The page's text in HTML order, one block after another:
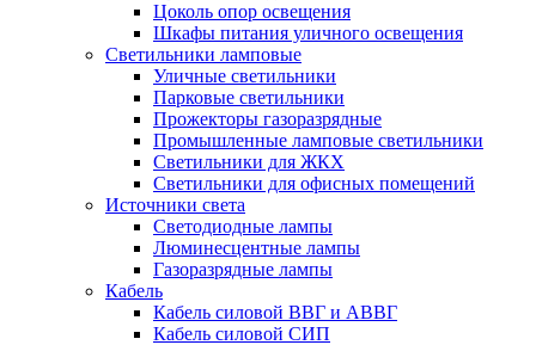
Цоколь опор освещения
Шкафы питания уличного освещения
Светильники ламповые
Уличные светильники
Парковые светильники
Прожекторы газоразрядные
Промышленные ламповые светильники
Светильники для ЖКХ
Светильники для офисных помещений
Источники света
Светодиодные лампы
Люминесцентные лампы
Газоразрядные лампы
Кабель
Кабель силовой ВВГ и АВВГ
Кабель силовой СИП